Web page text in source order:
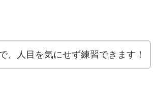
、人目を気にせず練習できます！